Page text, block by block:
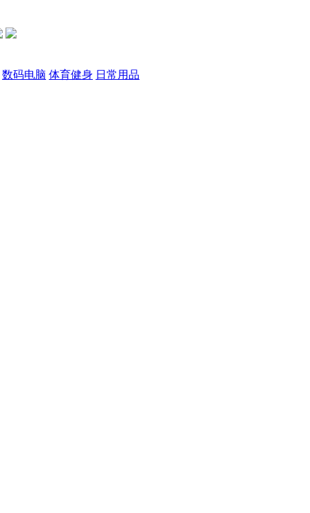
数码电脑 体育健身 日常用品